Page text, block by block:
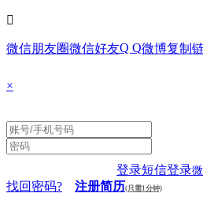

微信朋友圈微信好友Q Q微博复制
×
登录短信登录
找回密码? 注册简历(只需1分钟)